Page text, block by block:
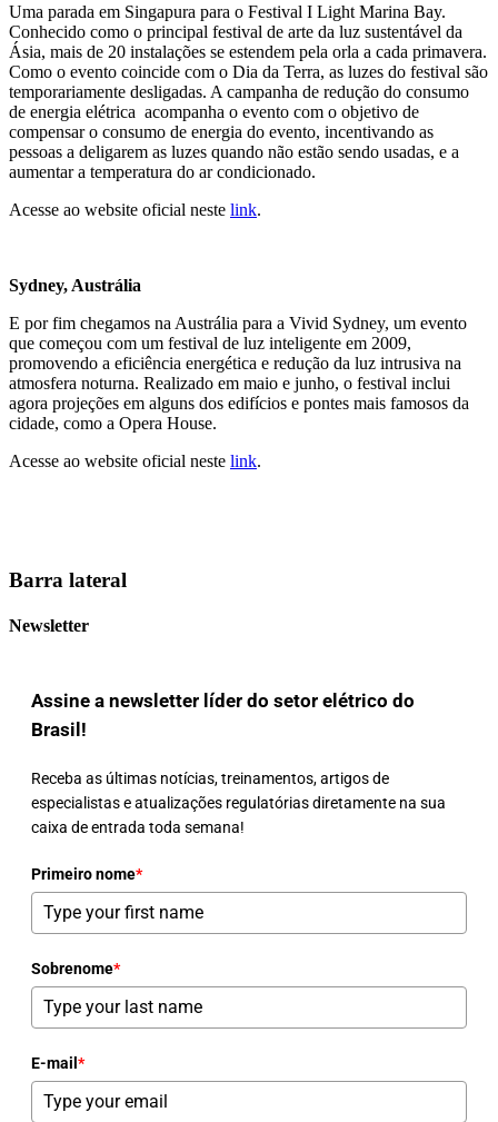
Uma parada em Singapura para o Festival I Light Marina Bay.
Conhecido como o principal festival de arte da luz sustentável da
Ásia, mais de 20 instalações se estendem pela orla a cada primavera.
Como o evento coincide com o Dia da Terra, as luzes do festival são
temporariamente desligadas. A campanha de redução do consumo
de energia elétrica acompanha o evento com o objetivo de
compensar o consumo de energia do evento, incentivando as
pessoas a deligarem as luzes quando não estão sendo usadas, e a
aumentar a temperatura do ar condicionado.
Acesse ao website oficial neste link.
Sydney, Austrália
E por fim chegamos na Austrália para a Vivid Sydney, um evento
que começou com um festival de luz inteligente em 2009,
promovendo a eficiência energética e redução da luz intrusiva na
atmosfera noturna. Realizado em maio e junho, o festival inclui
agora projeções em alguns dos edifícios e pontes mais famosos da
cidade, como a Opera House.
Acesse ao website oficial neste link.
Barra lateral
Newsletter
Assine a newsletter líder do setor elétrico do
Brasil!
Receba as últimas notícias, treinamentos, artigos de
especialistas e atualizações regulatórias diretamente na sua
caixa de entrada toda semana!
Primeiro nome*
Sobrenome*
E-mail *